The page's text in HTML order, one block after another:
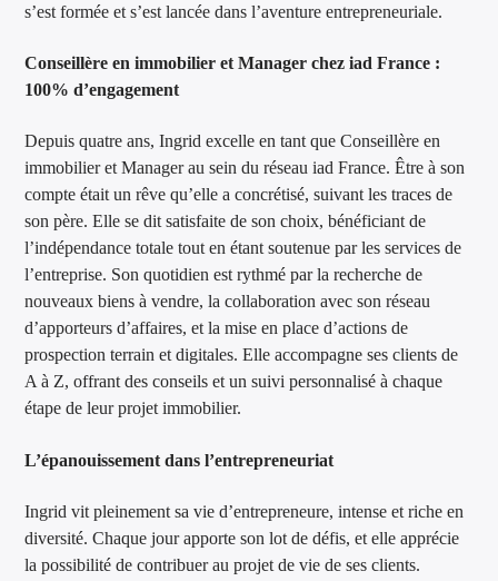
s’est formée et s’est lancée dans l’aventure entrepreneuriale.
Conseillère en immobilier et Manager chez iad France :
100% d’engagement
Depuis quatre ans, Ingrid excelle en tant que Conseillère en
immobilier et Manager au sein du réseau iad France. Être à son
compte était un rêve qu’elle a concrétisé, suivant les traces de
son père. Elle se dit satisfaite de son choix, bénéficiant de
l’indépendance totale tout en étant soutenue par les services de
l’entreprise. Son quotidien est rythmé par la recherche de
nouveaux biens à vendre, la collaboration avec son réseau
d’apporteurs d’affaires, et la mise en place d’actions de
prospection terrain et digitales. Elle accompagne ses clients de
A à Z, offrant des conseils et un suivi personnalisé à chaque
étape de leur projet immobilier.
L’épanouissement dans l’entrepreneuriat
Ingrid vit pleinement sa vie d’entrepreneure, intense et riche en
diversité. Chaque jour apporte son lot de défis, et elle apprécie
la possibilité de contribuer au projet de vie de ses clients.